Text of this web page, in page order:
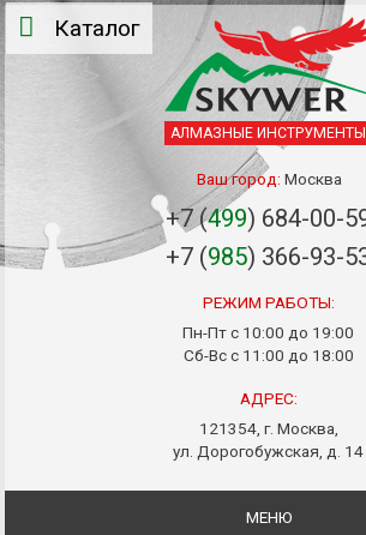
АЛМАЗНЫЕ ИНСТРУМЕНТЫ
Ваш город: Москва
+7 (499) 684-00-
+7 (985) 366-93-
РЕЖИМ РАБОТЫ:
Пн-Пт с 10:00 до 19:00
Сб-Вс с 11:00 до 18:00
АДРЕС:
121354, г. Москва,
ул. Дорогобужская, д. 14
МЕНЮ
Каталог